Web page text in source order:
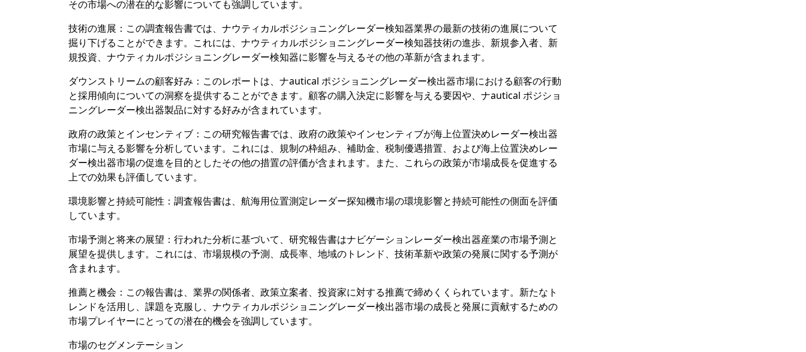
その市場への潜在的な影響についても強調しています。
技術の進展：この調査報告書では、ナウティカルポジショニングレーダー検知器業界の最新の技術の進展について
掘り下げることができます。これには、ナウティカルポジショニングレーダー検知器技術の進歩、新規参入者、新
規投資、ナウティカルポジショニングレーダー検知器に影響を与えるその他の革新が含まれます。
ダウンストリームの顧客好み：このレポートは、ナautical ポジショニングレーダー検出器市場における顧客の行動
と採用傾向についての洞察を提供することができます。顧客の購入決定に影響を与える要因や、ナautical ポジショ
ニングレーダー検出器製品に対する好みが含まれています。
政府の政策とインセンティブ：この研究報告書では、政府の政策やインセンティブが海上位置決めレーダー検出器
市場に与える影響を分析しています。これには、規制の枠組み、補助金、税制優遇措置、および海上位置決めレー
ダー検出器市場の促進を目的としたその他の措置の評価が含まれます。また、これらの政策が市場成長を促進する
上での効果も評価しています。
環境影響と持続可能性：調査報告書は、航海用位置測定レーダー探知機市場の環境影響と持続可能性の側面を評価
しています。
市場予測と将来の展望：行われた分析に基づいて、研究報告書はナビゲーションレーダー検出器産業の市場予測と
展望を提供します。これには、市場規模の予測、成長率、地域のトレンド、技術革新や政策の発展に関する予測が
含まれます。
推薦と機会：この報告書は、業界の関係者、政策立案者、投資家に対する推薦で締めくくられています。新たなト
レンドを活用し、課題を克服し、ナウティカルポジショニングレーダー検出器市場の成長と発展に貢献するための
市場プレイヤーにとっての潜在的機会を強調しています。
市場のセグメンテーション